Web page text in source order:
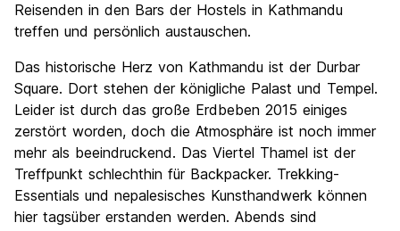
Reisenden in den Bars der Hostels in Kathmandu
treffen und persönlich austauschen.
Das historische Herz von Kathmandu ist der Durbar
Square. Dort stehen der königliche Palast und Tempel.
Leider ist durch das große Erdbeben 2015 einiges
zerstört worden, doch die Atmosphäre ist noch immer
mehr als beeindruckend. Das Viertel Thamel ist der
Treffpunkt schlechthin für Backpacker. Trekking-
Essentials und nepalesisches Kunsthandwerk können
hier tagsüber erstanden werden. Abends sind